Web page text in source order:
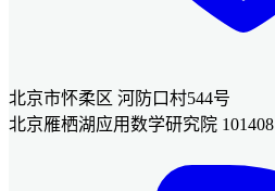
北京市怀柔区 河防口村544号
北京雁栖湖应用数学研究院 101408